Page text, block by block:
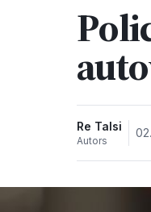
Re Talsi
Autors